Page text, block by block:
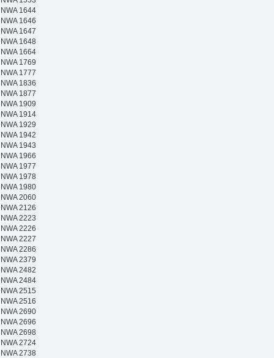
NWA 1644
NWA 1646
NWA 1647
NWA 1648
NWA 1664
NWA 1769
NWA 1777
NWA 1836
NWA 1877
NWA 1909
NWA 1914
NWA 1929
NWA 1942
NWA 1943
NWA 1966
NWA 1977
NWA 1978
NWA 1980
NWA 2060
NWA 2126
NWA 2223
NWA 2226
NWA 2227
NWA 2286
NWA 2379
NWA 2482
NWA 2484
NWA 2515
NWA 2516
NWA 2690
NWA 2696
NWA 2698
NWA 2724
NWA 2738